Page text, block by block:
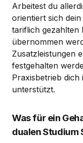
Arbeitest du
orientiert sich
tariflich gezahlten
übernommen
Zusatzleistungen
festgehalten
Praxisbetrieb dich
unterstützt.
Was für ein
dualen Studium